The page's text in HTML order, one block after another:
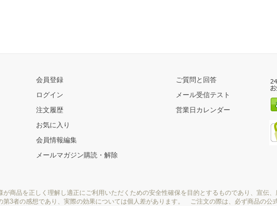
会員登録
ログイン
注文履歴
お気に入り
会員情報編集
メールマガジン購読・解除
ご質問と回答
メール受信テスト
営業日カレンダー
が商品を正しく理解し適正にご利用いただくための安全性確保を目的とするものであり、宣
第3者の感想であり、実際の効果については個人差があります。 ご注文の際は、必ず商品の公